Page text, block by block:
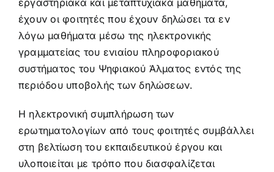
εργαστηριακά και μεταπτυχιακά μαθήματα,
έχουν οι φοιτητές που έχουν δηλώσει τα εν
λόγω μαθήματα μέσω της ηλεκτρονικής
γραμματείας του ενιαίου πληροφοριακού
συστήματος του Ψηφιακού Άλματος εντός της
περιόδου υποβολής των δηλώσεων.
Η ηλεκτρονική συμπλήρωση των
ερωτηματολογίων από τους φοιτητές συμβάλλει
στη βελτίωση του εκπαιδευτικού έργου και
υλοποιείται με τρόπο που διασφαλίζεται